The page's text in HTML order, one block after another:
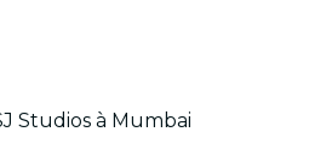
Studios à Mumbai